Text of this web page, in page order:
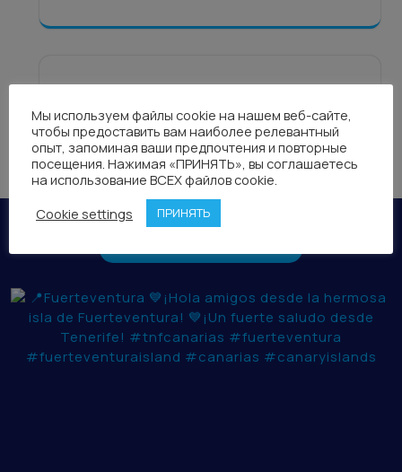
Мы используем файлы cookie на нашем веб-сайте,
чтобы предоставить вам наиболее релевантный
опыт, запоминая ваши предпочтения и повторные
посещения. Нажимая «ПРИНЯТЬ», вы соглашаетесь
на использование ВСЕХ файлов cookie.
Cookie settings
ПРИНЯТЬ